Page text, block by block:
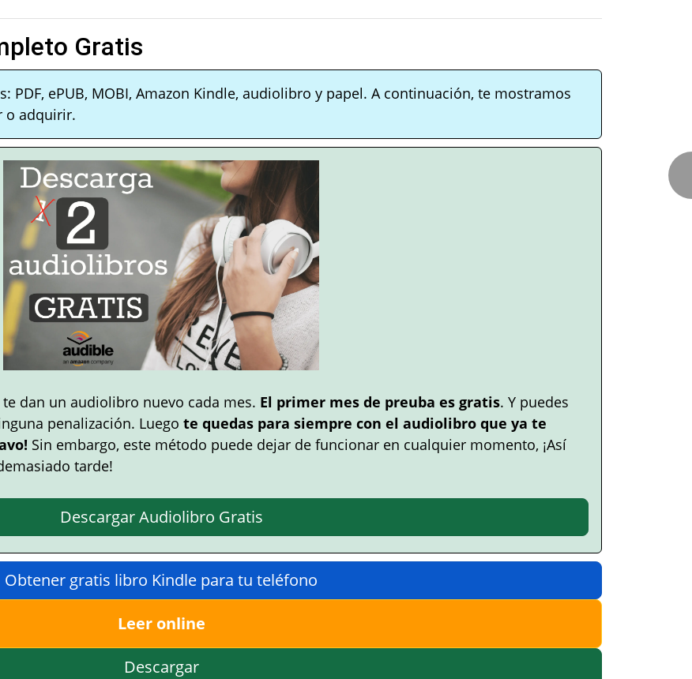
Gratis
PDF, ePUB, MOBI, Amazon Kindle, audiolibro y papel. A continuación, te mostramos
o adquirir.
dan un audiolibro nuevo cada mes. El primer mes de preuba es gratis. Y puedes
penalización. Luego te quedas para siempre con el audiolibro que ya te
Sin embargo, este método puede dejar de funcionar en cualquier momento, ¡Así
tarde!
Descargar Audiolibro Gratis
Obtener gratis libro Kindle para tu teléfono
Leer online
Descargar